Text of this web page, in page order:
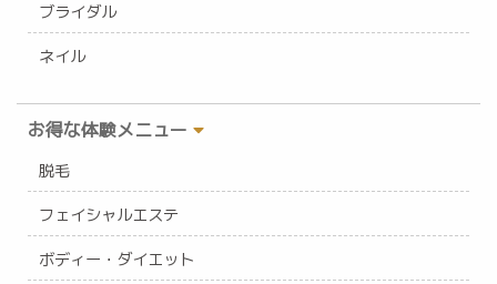
ブライダル
ネイル
お得な体験メニュー
脱毛
フェイシャルエステ
ボディー・ダイエット